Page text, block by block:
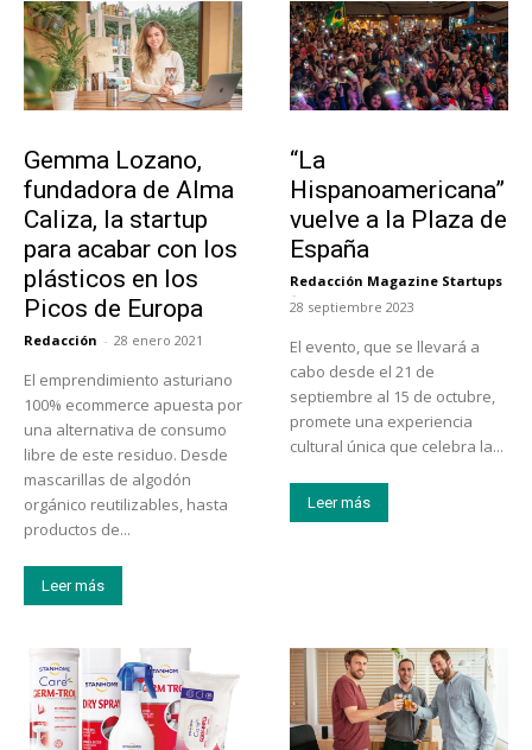
Gemma Lozano,
fundadora de Alma
Caliza, la startup
para acabar con los
plásticos en los
Picos de Europa
Redacción - 28 enero 2021
El emprendimiento asturiano
100% ecommerce apuesta por
una alternativa de consumo
libre de este residuo. Desde
mascarillas de algodón
orgánico reutilizables, hasta
productos de...
Leer más
“La
Hispanoamericana”
vuelve a la Plaza de
España
Redacción Magazine Startups
-
28 septiembre 2023
El evento, que se llevará a
cabo desde el 21 de
septiembre al 15 de octubre,
promete una experiencia
cultural única que celebra la...
Leer más